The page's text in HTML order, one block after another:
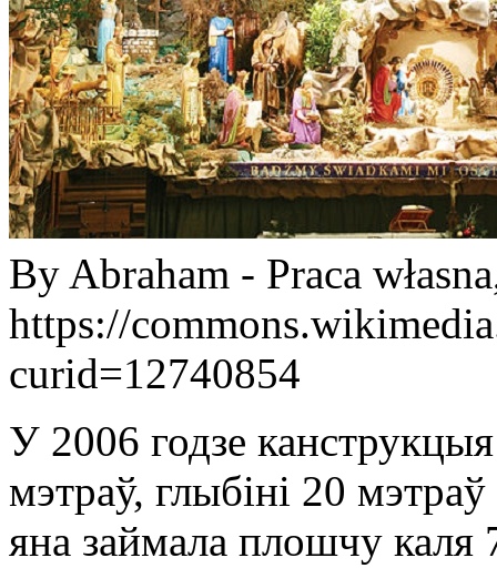
By Abraham - Praca
https://
curid=12740854
У 2006 годзе
мэтраў, глыбіні 20
яна займала плошчу каля